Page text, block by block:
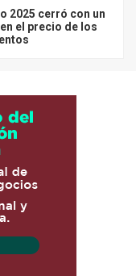
2025 cerró con un
el precio de los